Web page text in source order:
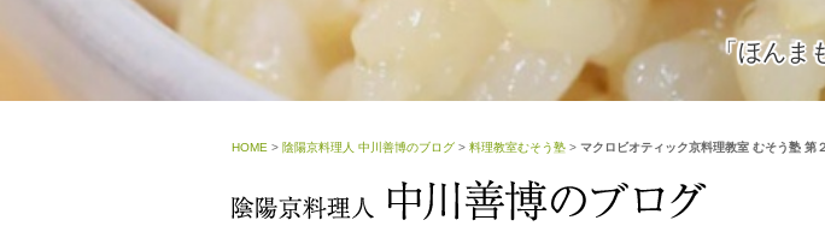
「ほんま
HOME > 陰陽京料理人 中川善博のブログ > 料理教室むそう塾 > マクロビオティック京料理教室 むそう塾 第